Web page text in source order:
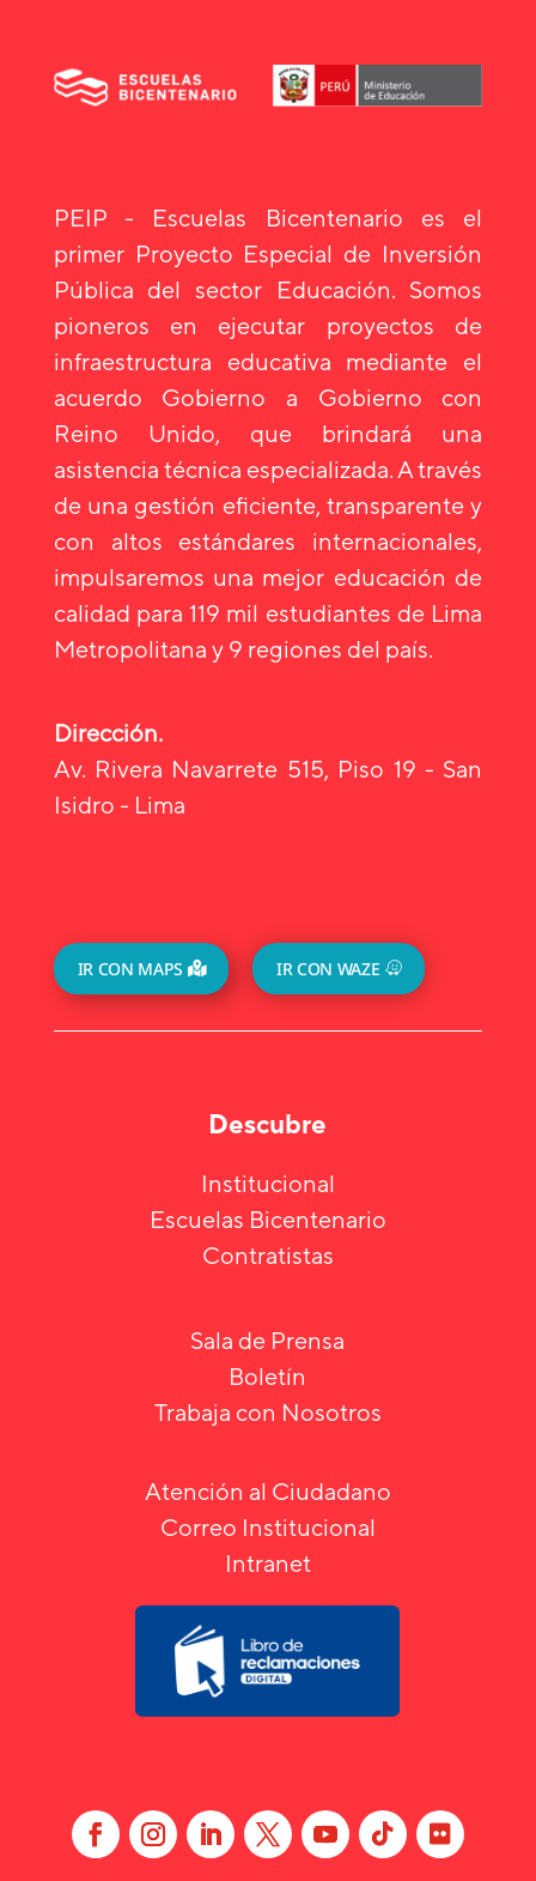
PEIP - Escuelas Bicentenario es el
primer Proyecto Especial de Inversión
Pública del sector Educación. Somos
pioneros en ejecutar proyectos de
infraestructura educativa mediante el
acuerdo Gobierno a Gobierno con
Reino Unido, que brindará una
asistencia técnica especializada. A través
de una gestión eficiente, transparente y
con altos estándares internacionales,
impulsaremos una mejor educación de
calidad para 119 mil estudiantes de Lima
Metropolitana y 9 regiones del país.
Dirección.
Av. Rivera Navarrete 515, Piso 19 - San
Isidro - Lima
IR CON MAPS IR CON WAZE
Descubre
Institucional
Escuelas Bicentenario
Contratistas
Sala de Prensa
Boletín
Trabaja con Nosotros
Atención al Ciudadano
Correo Institucional
Intranet